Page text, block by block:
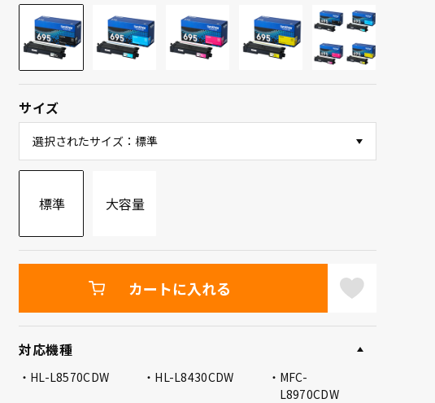
対応機種
HL-L8570CDW HL-L8430CDW
MFC-
L8970CDW
サイズ
選択されたサイズ：標準
標準 大容量
カートに入れる